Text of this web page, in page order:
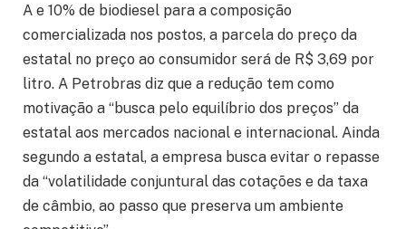
A e 10% de biodiesel para a composição
comercializada nos postos, a parcela do preço da
estatal no preço ao consumidor será de R$ 3,69 por
litro. A Petrobras diz que a redução tem como
motivação a “busca pelo equilíbrio dos preços” da
estatal aos mercados nacional e internacional. Ainda
segundo a estatal, a empresa busca evitar o repasse
da “volatilidade conjuntural das cotações e da taxa
de câmbio, ao passo que preserva um ambiente